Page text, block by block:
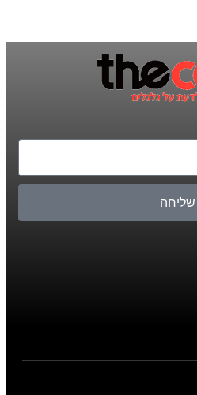
שליחה